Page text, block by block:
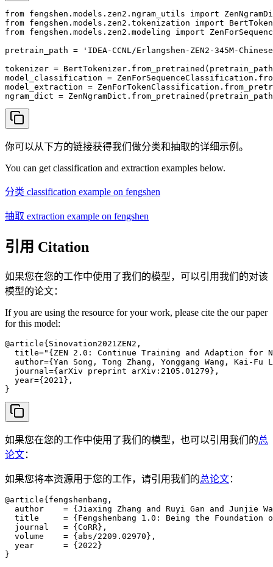
from fengshen.models.zen2.ngram_utils import
from fengshen.models.zen2.tokenization import
from fengshen.models.zen2.modeling import
pretrain_path = 'IDEA-CCNL/Erlangshen-ZEN2-345M-
tokenizer =
model_classification =
model_extraction =
你可以从下方的链接获得我们做分类和抽取的详细示例。
You can get classification and extraction examples below.
分类 classification example on fengshen
抽取 extraction example on fengshen
引用 Citation
如果您在您的工作中使用了我们的模型，可以引用我们的对该
模型的论文：
If you are using the resource for your work, please cite the our paper
for this model:
@article{Sinovation2021ZEN2,
title="{ZEN 2.0: Continue Training and Adaption for
author={Yan Song, Tong Zhang, Yonggang Wang, Kai-Fu
  journal={arXiv preprint arXiv:2105.01279},
  year={2021},
}
如果您在您的工作中使用了我们的模型，也可以引用我们的总
论文：
如果您将本资源用于您的工作，请引用我们的总论文：
@article{fengshenbang,
author    = {Jiaxing Zhang and Ruyi Gan and Junjie
title     = {Fengshenbang 1.0: Being the Foundation
  journal   = {CoRR},
  volume    = {abs/2209.02970},
  year      = {2022}
}